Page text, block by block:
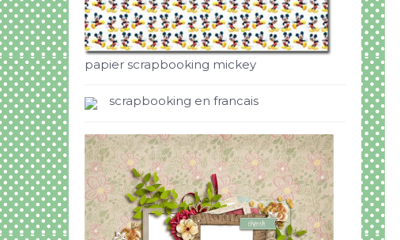
papier scrapbooking mickey
scrapbooking en francais